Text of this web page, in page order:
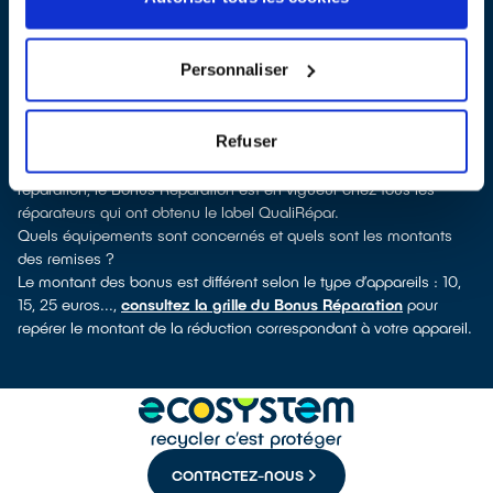
Personnaliser
Refuser
. En cliquant sur la fiche détaillée du réparateur, vous
verrez pour quels types d’appareils ce professionnel a obtenu le
smartphone, outillage électroportatif : à chaque famille
d’équipements son réparateur spécialisé et labellisé QualiRépar.
Consulter l’annuaire
Comment bénéficier du Bonus Réparation à Digne-les-Bains ?
Déduit instantanément et de manière visible de la facture de
réparation, le Bonus Réparation est en vigueur chez tous les
réparateurs qui ont obtenu le label QualiRépar.
Quels équipements sont concernés et quels sont les montants
des remises ?
Le montant des bonus est différent selon le type d’appareils : 10,
15, 25 euros..., consultez la grille du Bonus Réparation pour
repérer le montant de la réduction correspondant à votre appareil.
CONTACTEZ-NOUS